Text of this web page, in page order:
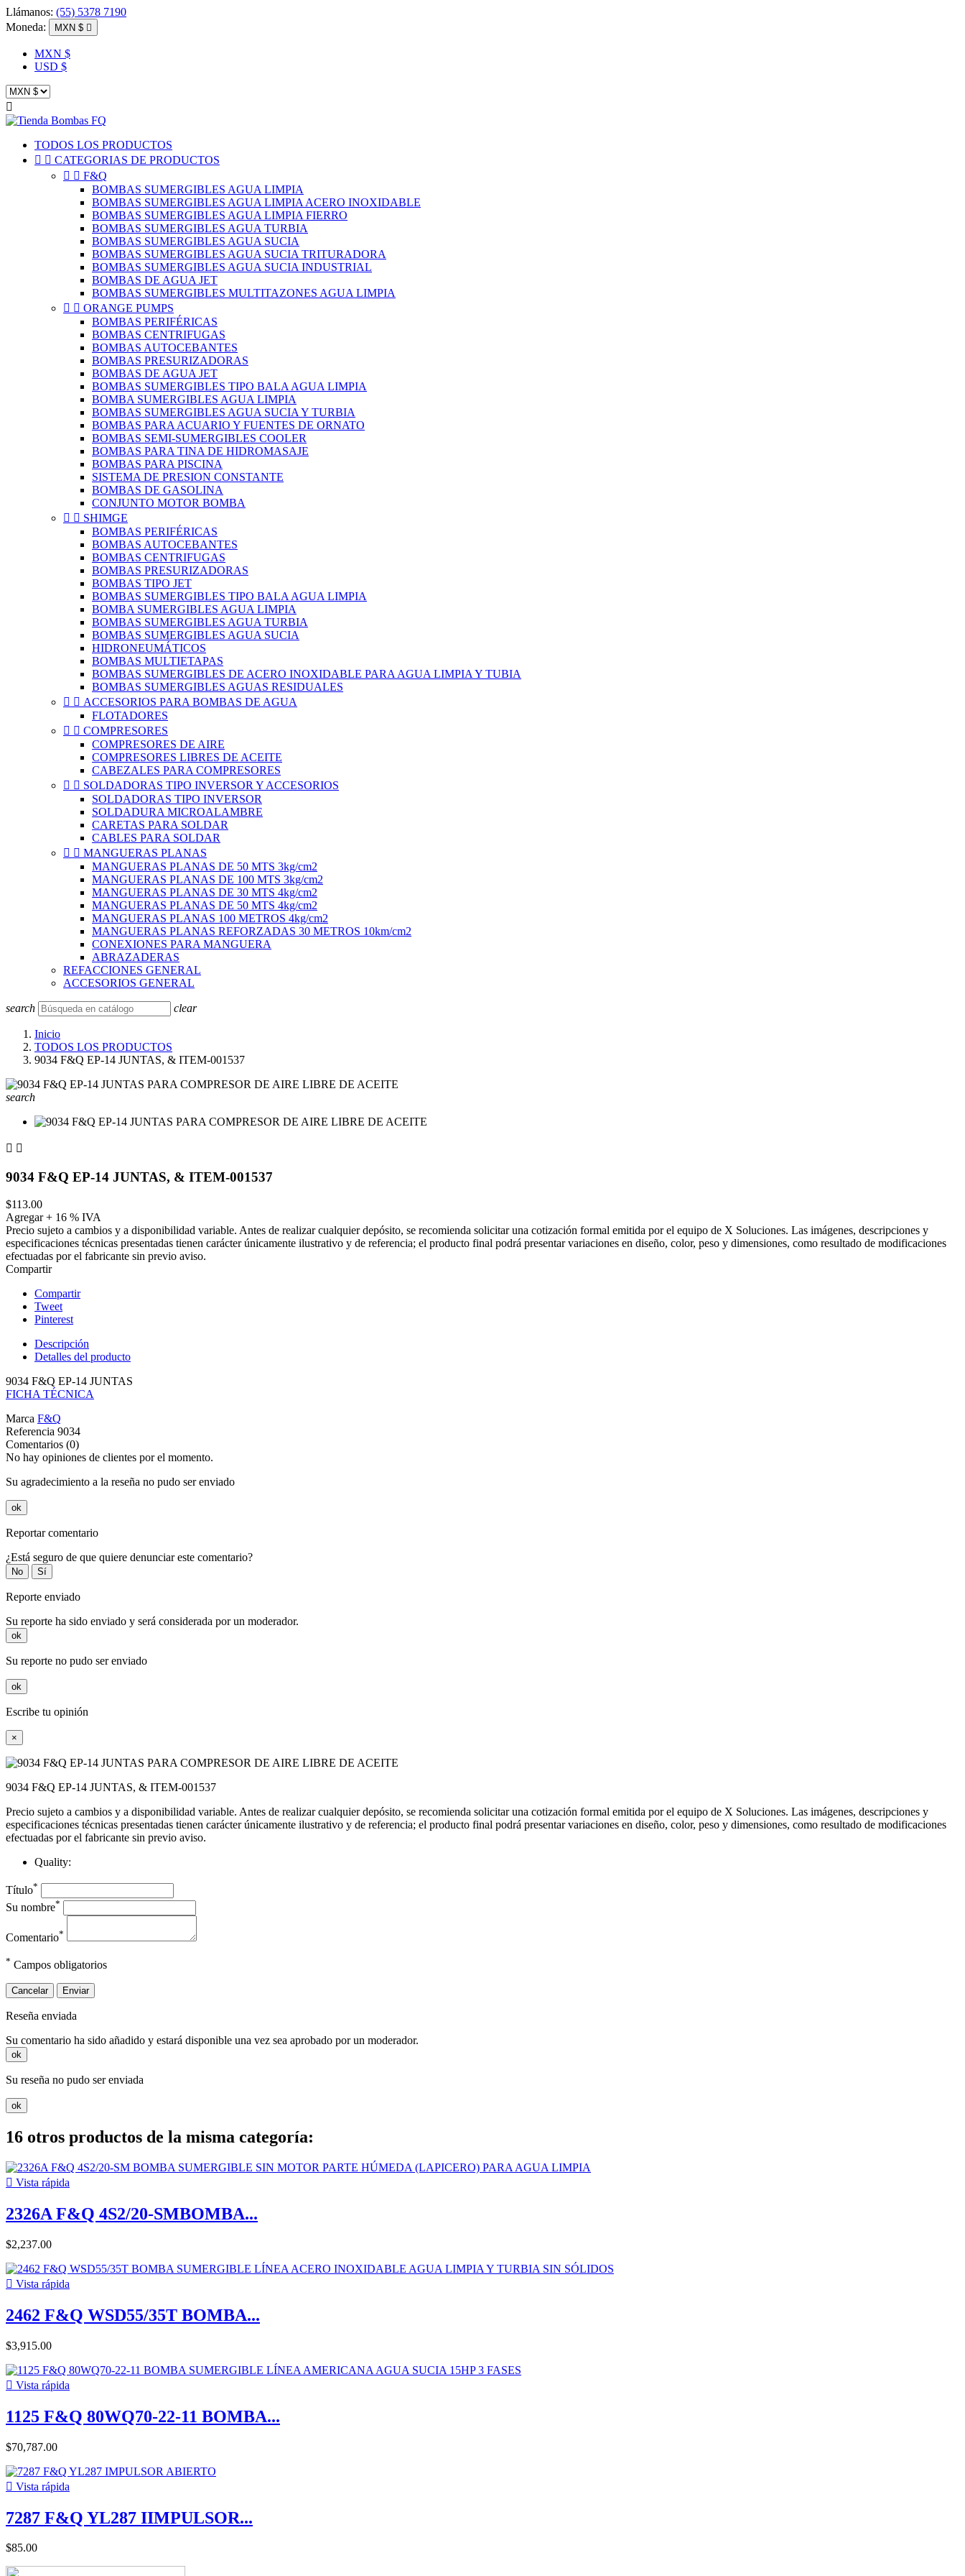
Llámanos: (55) 5378 7190
Moneda:
MXN $ 
MXN $
USD $

TODOS LOS PRODUCTOS
  CATEGORIAS DE PRODUCTOS
  F&Q
BOMBAS SUMERGIBLES AGUA LIMPIA
BOMBAS SUMERGIBLES AGUA LIMPIA ACERO INOXIDABLE
BOMBAS SUMERGIBLES AGUA LIMPIA FIERRO
BOMBAS SUMERGIBLES AGUA TURBIA
BOMBAS SUMERGIBLES AGUA SUCIA
BOMBAS SUMERGIBLES AGUA SUCIA TRITURADORA
BOMBAS SUMERGIBLES AGUA SUCIA INDUSTRIAL
BOMBAS DE AGUA JET
BOMBAS SUMERGIBLES MULTITAZONES AGUA LIMPIA
  ORANGE PUMPS
BOMBAS PERIFÉRICAS
BOMBAS CENTRIFUGAS
BOMBAS AUTOCEBANTES
BOMBAS PRESURIZADORAS
BOMBAS DE AGUA JET
BOMBAS SUMERGIBLES TIPO BALA AGUA LIMPIA
BOMBA SUMERGIBLES AGUA LIMPIA
BOMBAS SUMERGIBLES AGUA SUCIA Y TURBIA
BOMBAS PARA ACUARIO Y FUENTES DE ORNATO
BOMBAS SEMI-SUMERGIBLES COOLER
BOMBAS PARA TINA DE HIDROMASAJE
BOMBAS PARA PISCINA
SISTEMA DE PRESION CONSTANTE
BOMBAS DE GASOLINA
CONJUNTO MOTOR BOMBA
  SHIMGE
BOMBAS PERIFÉRICAS
BOMBAS AUTOCEBANTES
BOMBAS CENTRIFUGAS
BOMBAS PRESURIZADORAS
BOMBAS TIPO JET
BOMBAS SUMERGIBLES TIPO BALA AGUA LIMPIA
BOMBA SUMERGIBLES AGUA LIMPIA
BOMBAS SUMERGIBLES AGUA TURBIA
BOMBAS SUMERGIBLES AGUA SUCIA
HIDRONEUMÁTICOS
BOMBAS MULTIETAPAS
BOMBAS SUMERGIBLES DE ACERO INOXIDABLE PARA AGUA LIMPIA Y TUBIA
BOMBAS SUMERGIBLES AGUAS RESIDUALES
  ACCESORIOS PARA BOMBAS DE AGUA
FLOTADORES
  COMPRESORES
COMPRESORES DE AIRE
COMPRESORES LIBRES DE ACEITE
CABEZALES PARA COMPRESORES
  SOLDADORAS TIPO INVERSOR Y ACCESORIOS
SOLDADORAS TIPO INVERSOR
SOLDADURA MICROALAMBRE
CARETAS PARA SOLDAR
CABLES PARA SOLDAR
  MANGUERAS PLANAS
MANGUERAS PLANAS DE 50 MTS 3kg/cm2
MANGUERAS PLANAS DE 100 MTS 3kg/cm2
MANGUERAS PLANAS DE 30 MTS 4kg/cm2
MANGUERAS PLANAS DE 50 MTS 4kg/cm2
MANGUERAS PLANAS 100 METROS 4kg/cm2
MANGUERAS PLANAS REFORZADAS 30 METROS 10km/cm2
CONEXIONES PARA MANGUERA
ABRAZADERAS
REFACCIONES GENERAL
ACCESORIOS GENERAL
search clear
Inicio
TODOS LOS PRODUCTOS
9034 F&Q EP-14 JUNTAS, & ITEM-001537
search
 
9034 F&Q EP-14 JUNTAS, & ITEM-001537
$113.00
Agregar + 16 % IVA
Precio sujeto a cambios y a disponibilidad variable. Antes de realizar cualquier depósito, se recomienda solicitar una cotización formal emitida por el equipo de X Soluciones. Las imágenes, descripciones y
especificaciones técnicas presentadas tienen carácter únicamente ilustrativo y de referencia; el producto final podrá presentar variaciones en diseño, color, peso y dimensiones, como resultado de modificaciones
efectuadas por el fabricante sin previo aviso.
Compartir
Compartir
Tweet
Pinterest
Descripción
Detalles del producto
9034 F&Q EP-14 JUNTAS
FICHA TÉCNICA
Marca F&Q
Referencia 9034
Comentarios (0)
No hay opiniones de clientes por el momento.
Su agradecimiento a la reseña no pudo ser enviado
ok
Reportar comentario
¿Está seguro de que quiere denunciar este comentario?
No Sí
Reporte enviado
Su reporte ha sido enviado y será considerada por un moderador.
ok
Su reporte no pudo ser enviado
ok
Escribe tu opinión
×
9034 F&Q EP-14 JUNTAS, & ITEM-001537
Precio sujeto a cambios y a disponibilidad variable. Antes de realizar cualquier depósito, se recomienda solicitar una cotización formal emitida por el equipo de X Soluciones. Las imágenes, descripciones y
especificaciones técnicas presentadas tienen carácter únicamente ilustrativo y de referencia; el producto final podrá presentar variaciones en diseño, color, peso y dimensiones, como resultado de modificaciones
efectuadas por el fabricante sin previo aviso.
Quality:
Título*
Su nombre*
Comentario*
* Campos obligatorios
Cancelar Enviar
Reseña enviada
Su comentario ha sido añadido y estará disponible una vez sea aprobado por un moderador.
ok
Su reseña no pudo ser enviada
ok
16 otros productos de la misma categoría:
 Vista rápida
2326A F&Q 4S2/20-SMBOMBA...
$2,237.00
 Vista rápida
2462 F&Q WSD55/35T BOMBA...
$3,915.00
 Vista rápida
1125 F&Q 80WQ70-22-11 BOMBA...
$70,787.00
 Vista rápida
7287 F&Q YL287 IIMPULSOR...
$85.00